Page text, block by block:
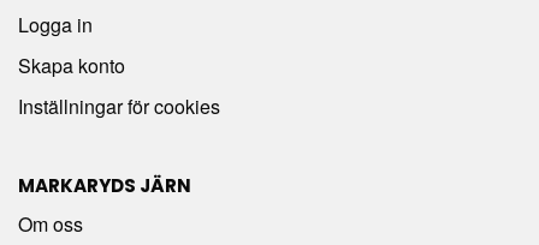
Logga in
Skapa konto
Inställningar för cookies
MARKARYDS JÄRN
Om oss